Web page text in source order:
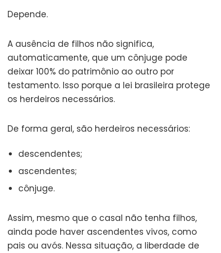
Depende.
A ausência de filhos não significa,
automaticamente, que um cônjuge pode
deixar 100% do patrimônio ao outro por
testamento. Isso porque a lei brasileira protege
os herdeiros necessários.
De forma geral, são herdeiros necessários:
descendentes;
ascendentes;
cônjuge.
Assim, mesmo que o casal não tenha filhos,
ainda pode haver ascendentes vivos, como
pais ou avós. Nessa situação, a liberdade de